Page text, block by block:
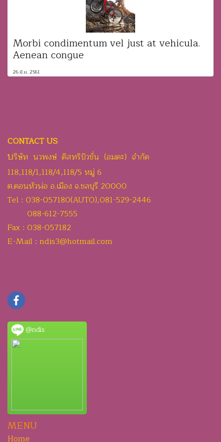
Morbi condimentum vel just at vehicula.
Aenean congue
26 มิ.ย. 2561
CONTACT US
บริษัท นวพงษ์ ดิสทริบิวชั่น (อมตะ) จำกัด
118,118/1,118/4,118/5 หมู่ 6
ต.ดอนหัวฬ่อ อ.เมือง จ.ชลบุรี 20000
Tel : 038-057180(AUTO),081-529-2446
088-612-7555
Fax : 038-057182
E-Mail : ndis3@hotmail.com
@ndis
MENU
Home